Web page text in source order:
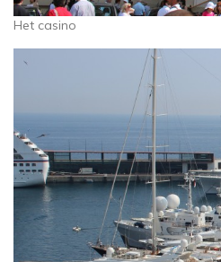
Het casino